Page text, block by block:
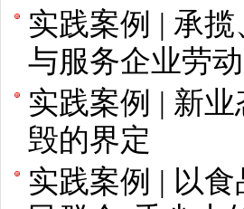
实践案例 | 承
与服务企业劳
实践案例 | 新
毁的界定
实践案例 | 以